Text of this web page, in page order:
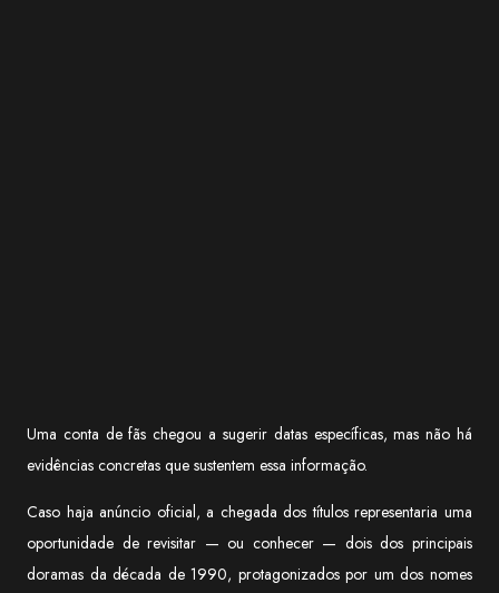
Uma conta de fãs chegou a sugerir datas específicas, mas não há
evidências concretas que sustentem essa informação.
Caso haja anúncio oficial, a chegada dos títulos representaria uma
oportunidade de revisitar — ou conhecer — dois dos principais
doramas da década de 1990, protagonizados por um dos nomes